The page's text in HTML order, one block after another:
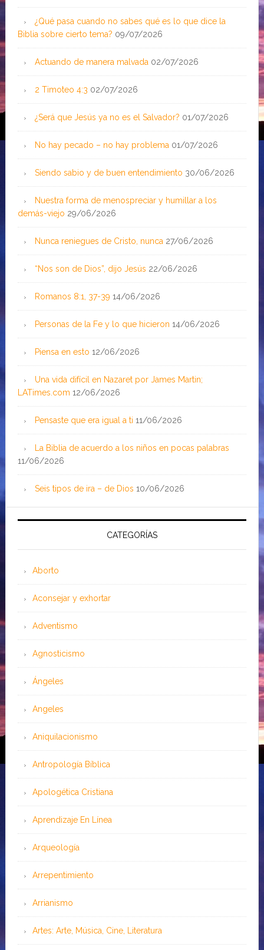
¿Qué pasa cuando no sabes qué es lo que dice la
Biblia sobre cierto tema? 09/07/2026
Actuando de manera malvada 02/07/2026
2 Timoteo 4:3 02/07/2026
¿Será que Jesús ya no es el Salvador? 01/07/2026
No hay pecado – no hay problema 01/07/2026
Siendo sabio y de buen entendimiento 30/06/2026
Nuestra forma de menospreciar y humillar a los
demás-viejo 29/06/2026
Nunca reniegues de Cristo, nunca 27/06/2026
“Nos son de Dios”, dijo Jesús 22/06/2026
Romanos 8:1, 37-39 14/06/2026
Personas de la Fe y lo que hicieron 14/06/2026
Piensa en esto 12/06/2026
Una vida difícil en Nazaret por James Martin;
LATimes.com 12/06/2026
Pensaste que era igual a ti 11/06/2026
La Biblia de acuerdo a los niños en pocas palabras
11/06/2026
Seis tipos de ira – de Dios 10/06/2026
CATEGORÍAS
Aborto
Aconsejar y exhortar
Adventismo
Agnosticismo
Ángeles
Angeles
Aniquilacionismo
Antropología Bíblica
Apologética Cristiana
Aprendizaje En Línea
Arqueología
Arrepentimiento
Arrianismo
Artes: Arte, Música, Cine, Literatura